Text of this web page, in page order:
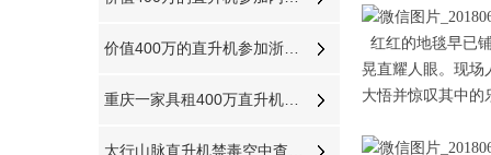
红红的地毯早已
晃直耀人眼。现场
大悟并惊叹其中的